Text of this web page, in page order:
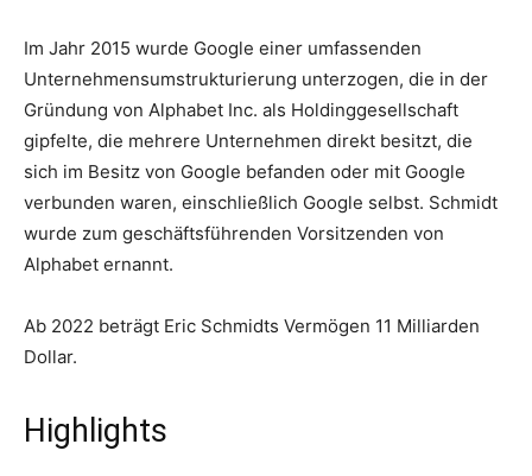
Im Jahr 2015 wurde Google einer umfassenden
Unternehmensumstrukturierung unterzogen, die in der
Gründung von Alphabet Inc. als Holdinggesellschaft
gipfelte, die mehrere Unternehmen direkt besitzt, die
sich im Besitz von Google befanden oder mit Google
verbunden waren, einschließlich Google selbst. Schmidt
wurde zum geschäftsführenden Vorsitzenden von
Alphabet ernannt.
Ab 2022 beträgt Eric Schmidts Vermögen 11 Milliarden
Dollar.
Highlights